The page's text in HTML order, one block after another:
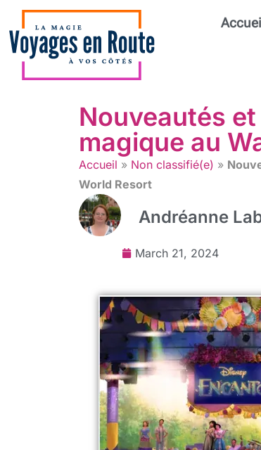
Accueil
Nouveautés
magique au
Accueil » Non classifié(e) »
World Resort
Andréanne
March 21, 2024